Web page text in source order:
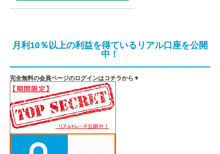
月利10％以上の利益を得ているリアル口座を公開
中！
完全無料の会員ページのログインはコチラから▼